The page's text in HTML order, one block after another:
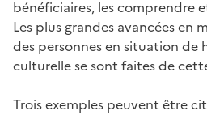
bénéficiaires, les comprendre
Les plus grandes avancées
des personnes en situation de
culturelle se sont faites de
Trois exemples peuvent être